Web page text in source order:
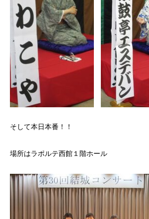
そして本日本番！！
場所はラポルテ西館１階ホール